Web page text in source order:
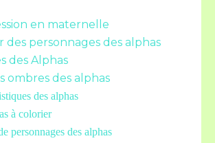
en maternelle
des personnages des alphas
des Alphas
ombres des alphas
des alphas
à colorier
personnages des alphas